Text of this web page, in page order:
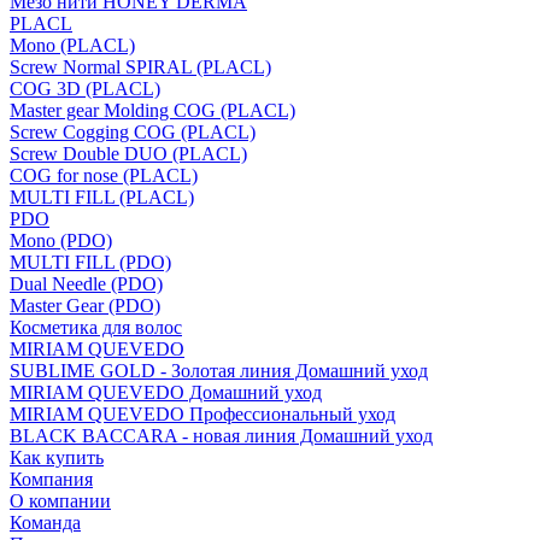
PLACL
Mono (PLACL)
Screw Normal SPIRAL (PLACL)
COG 3D (PLACL)
Master gear Molding COG (PLACL)
Screw Cogging COG (PLACL)
Screw Double DUO (PLACL)
COG for nose (PLACL)
MULTI FILL (PLACL)
PDO
Mono (PDO)
MULTI FILL (PDO)
Dual Needle (PDO)
Master Gear (PDO)
Косметика для волос
MIRIAM QUEVEDO
SUBLIME GOLD - Золотая линия Домашний уход
MIRIAM QUEVEDO Домашний уход
MIRIAM QUEVEDO Профессиональный уход
BLACK BACCARA - новая линия Домашний уход
Как купить
Компания
О компании
Команда